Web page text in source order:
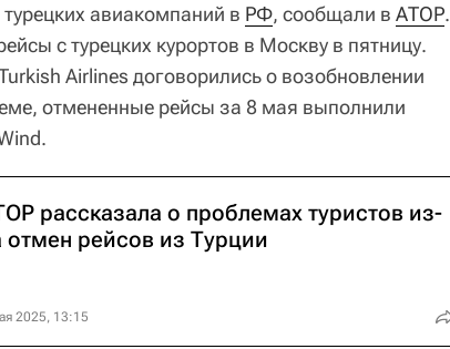
авиакомпаний в РФ, сообщали в АТОР.
с турецких курортов в Москву в пятницу.
Airlines договорились о возобновлении
отмененные рейсы за 8 мая выполнили
рассказала о проблемах туристов из-
отмен рейсов из Турции
2025, 13:15